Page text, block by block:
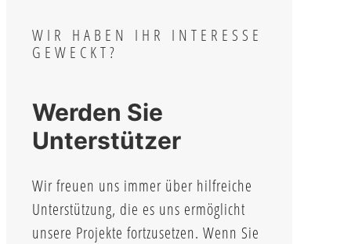
WIR HABEN IHR INTERESSE
GEWECKT?
Werden Sie
Unterstützer
Wir freuen uns immer über hilfreiche
Unterstützung, die es uns ermöglicht
unsere Projekte fortzusetzen. Wenn Sie